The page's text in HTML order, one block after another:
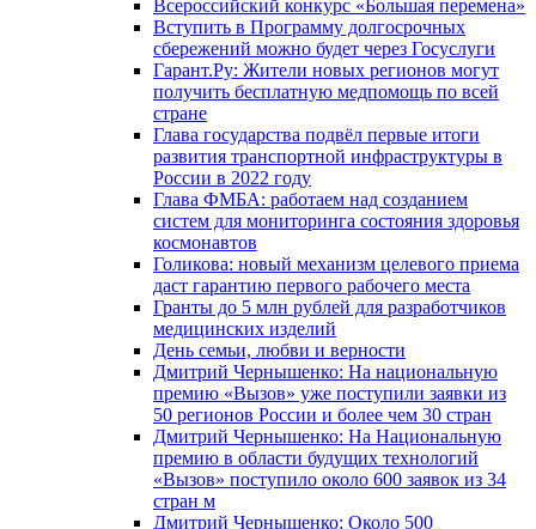
Всероссийский конкурс «Большая перемена»
Вступить в Программу долгосрочных
сбережений можно будет через Госуслуги
Гарант.Ру: Жители новых регионов могут
получить бесплатную медпомощь по всей
стране
Глава государства подвёл первые итоги
развития транспортной инфраструктуры в
России в 2022 году
Глава ФМБА: работаем над созданием
систем для мониторинга состояния здоровья
космонавтов
Голикова: новый механизм целевого приема
даст гарантию первого рабочего места
Гранты до 5 млн рублей для разработчиков
медицинских изделий
День семьи, любви и верности
Дмитрий Чернышенко: На национальную
премию «Вызов» уже поступили заявки из
50 регионов России и более чем 30 стран
Дмитрий Чернышенко: На Национальную
премию в области будущих технологий
«Вызов» поступило около 600 заявок из 34
стран м
Дмитрий Чернышенко: Около 500